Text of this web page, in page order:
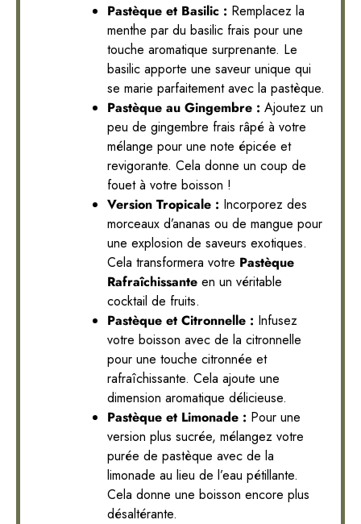
Pastèque et Basilic : Remplacez la
menthe par du basilic frais pour une
touche aromatique surprenante. Le
basilic apporte une saveur unique qui
se marie parfaitement avec la pastèque.
Pastèque au Gingembre : Ajoutez un
peu de gingembre frais râpé à votre
mélange pour une note épicée et
revigorante. Cela donne un coup de
fouet à votre boisson !
Version Tropicale : Incorporez des
morceaux d’ananas ou de mangue pour
une explosion de saveurs exotiques.
Cela transformera votre Pastèque
Rafraîchissante en un véritable
cocktail de fruits.
Pastèque et Citronnelle : Infusez
votre boisson avec de la citronnelle
pour une touche citronnée et
rafraîchissante. Cela ajoute une
dimension aromatique délicieuse.
Pastèque et Limonade : Pour une
version plus sucrée, mélangez votre
purée de pastèque avec de la
limonade au lieu de l’eau pétillante.
Cela donne une boisson encore plus
désaltérante.